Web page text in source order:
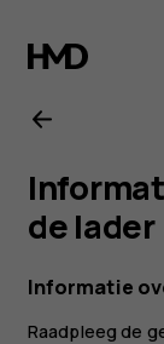
voor
2.1
de lader
Informatie
Raadpleeg de